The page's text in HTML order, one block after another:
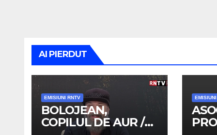
AI PIERDUT
EMISIUNI RNTV
BOLOJEAN,
COPILUL DE AUR /